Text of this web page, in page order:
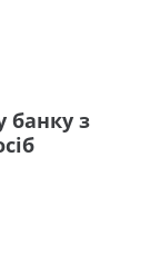
банку з